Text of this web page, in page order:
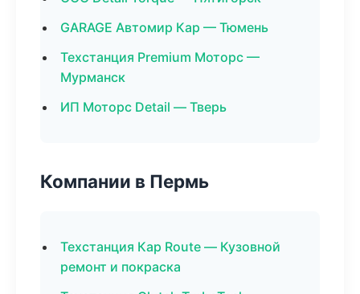
GARAGE Автомир Кар — Тюмень
Техстанция Premium Моторс —
Мурманск
ИП Моторс Detail — Тверь
Компании в Пермь
Техстанция Кар Route — Кузовной
ремонт и покраска